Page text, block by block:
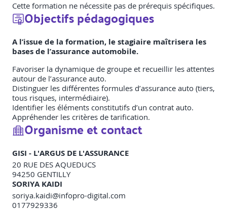
Cette formation ne nécessite pas de prérequis spécifiques.
Objectifs pédagogiques
A l’issue de la formation, le stagiaire maîtrisera les
bases de l’assurance automobile.
Favoriser la dynamique de groupe et recueillir les attentes
autour de l’assurance auto.
Distinguer les différentes formules d’assurance auto (tiers,
tous risques, intermédiaire).
Identifier les éléments constitutifs d’un contrat auto.
Appréhender les critères de tarification.
Organisme et contact
GISI - L'ARGUS DE L'ASSURANCE
20 RUE DES AQUEDUCS
94250 GENTILLY
SORIYA KAIDI
soriya.kaidi@infopro-digital.com
0177929336